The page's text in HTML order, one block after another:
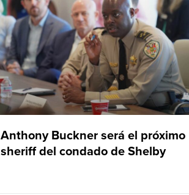
Anthony Buckner será el próximo
sheriff del condado de Shelby